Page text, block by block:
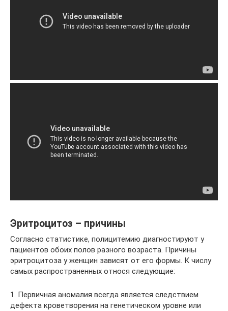
Эритроцитоз – причины
Согласно статистике, полицитемию диагностируют у
пациентов обоих полов разного возраста. Причины
эритроцитоза у женщин зависят от его формы. К числу
самых распространенных относя следующие:
1. Первичная аномалия всегда является следствием
дефекта кроветворения на генетическом уровне или